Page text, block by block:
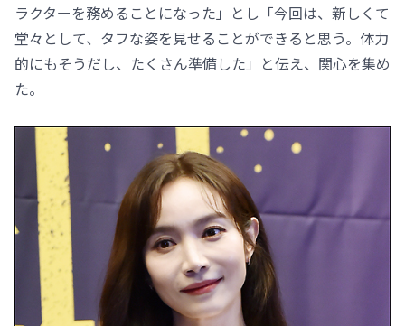
ラクターを務めることになった」とし「今回は、新しくて
堂々として、タフな姿を見せることができると思う。体力
的にもそうだし、たくさん準備した」と伝え、関心を集め
た。